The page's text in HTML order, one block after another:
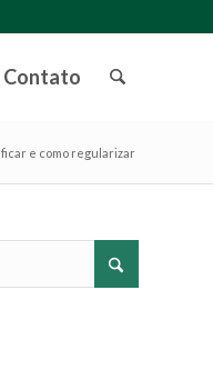
Contato
e como regularizar